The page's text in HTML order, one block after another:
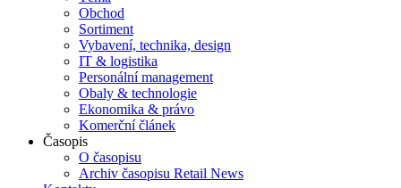
Obchod
Sortiment
Vybavení, technika, design
IT & logistika
Personální management
Obaly & technologie
Ekonomika & právo
Komerční článek
Časopis
O časopisu
Archiv časopisu Retail News